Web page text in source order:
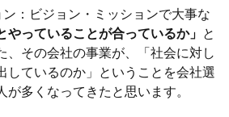
：ビジョン・ミッションで大事な
やっていることが合っているか」 と
、その会社の事業が、「社会に対し
しているのか」ということを会社選
が多くなってきたと思います。